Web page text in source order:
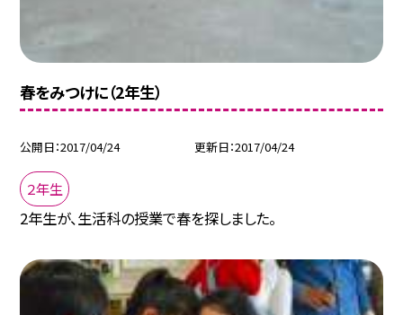
春をみつけに（2年生）
公開日 2017/04/24 更新日 2017/04/24
２年生
2年生が、生活科の授業で春を探しました。